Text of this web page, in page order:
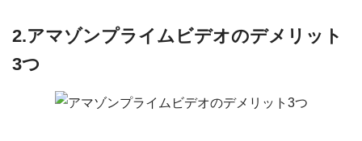
2.アマゾンプライムビデオのデメリット
3つ